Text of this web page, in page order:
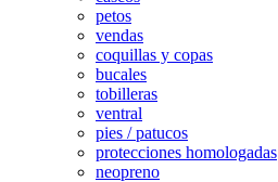
petos
vendas
coquillas y copas
bucales
tobilleras
ventral
pies / patucos
protecciones homologadas
neopreno